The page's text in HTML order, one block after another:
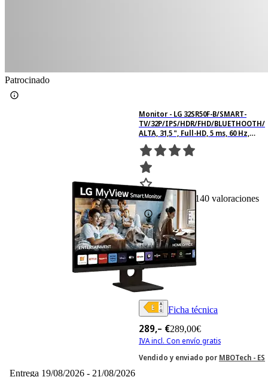
Patrocinado
Ficha técnica
Monitor - LG 32SR50F-B/SMART-
TV/32P/IPS/HDR/FHD/BLUETHOOTH/
ALTA, 31,5 ", Full-HD, 5 ms, 60 Hz,
Negro
140Basado en 140 valoraciones
289,– €289,00€
IVA incl. Con envío gratis
Vendido y enviado por MBOTech - ES
Entrega 19/08/2026 - 21/08/2026